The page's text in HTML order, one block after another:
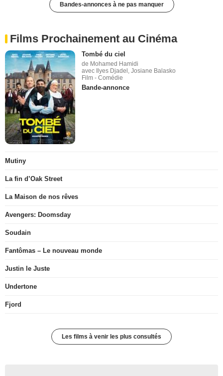
Bandes-annonces à ne pas manquer
Films Prochainement au Cinéma
Tombé du ciel
de Mohamed Hamidi
avec Ilyes Djadel, Josiane Balasko
Film - Comédie
Bande-annonce
Mutiny
La fin d’Oak Street
La Maison de nos rêves
Avengers: Doomsday
Soudain
Fantômas – Le nouveau monde
Justin le Juste
Undertone
Fjord
Les films à venir les plus consultés